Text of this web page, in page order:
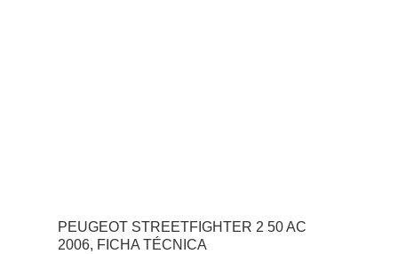
PEUGEOT STREETFIGHTER 2 50 AC
2006, FICHA TÉCNICA